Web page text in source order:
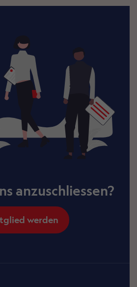
anzuschliessen?
werden